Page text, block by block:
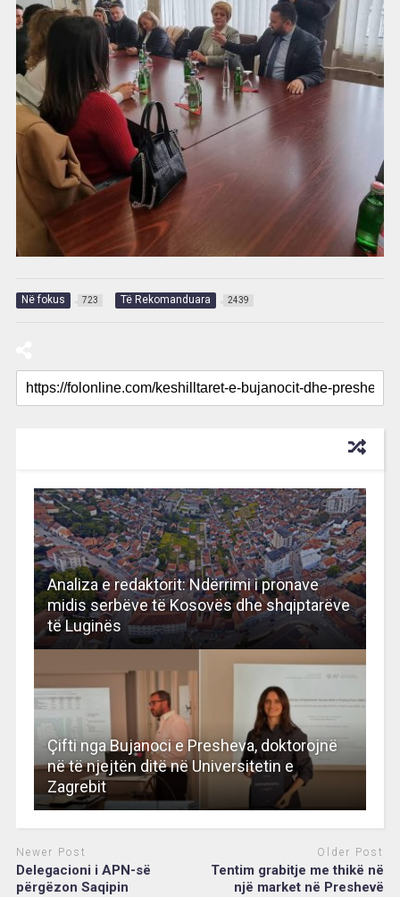
Në fokus 723 Të Rekomanduara 2439
Analiza e redaktorit: Ndërrimi i pronave
midis serbëve të Kosovës dhe shqiptarëve
të Luginës
Çifti nga Bujanoci e Presheva, doktorojnë
në të njejtën ditë në Universitetin e
Zagrebit
Newer Post
Delegacioni i APN-së
përgëzon Saqipin
Older Post
Tentim grabitje me thikë në
një market në Preshevë